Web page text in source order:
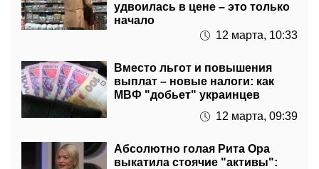
удвоилась в цене – это только
начало
12 марта, 10:33
Вместо льгот и повышения
выплат – новые налоги: как
МВФ "добьет" украинцев
12 марта, 09:39
Абсолютно голая Рита Ора
выкатила стоячие "активы":